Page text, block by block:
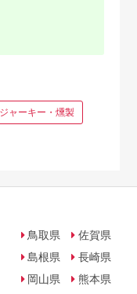
ャーキー・燻製
鳥取県
島根県
岡山県
佐賀県
長崎県
熊本県